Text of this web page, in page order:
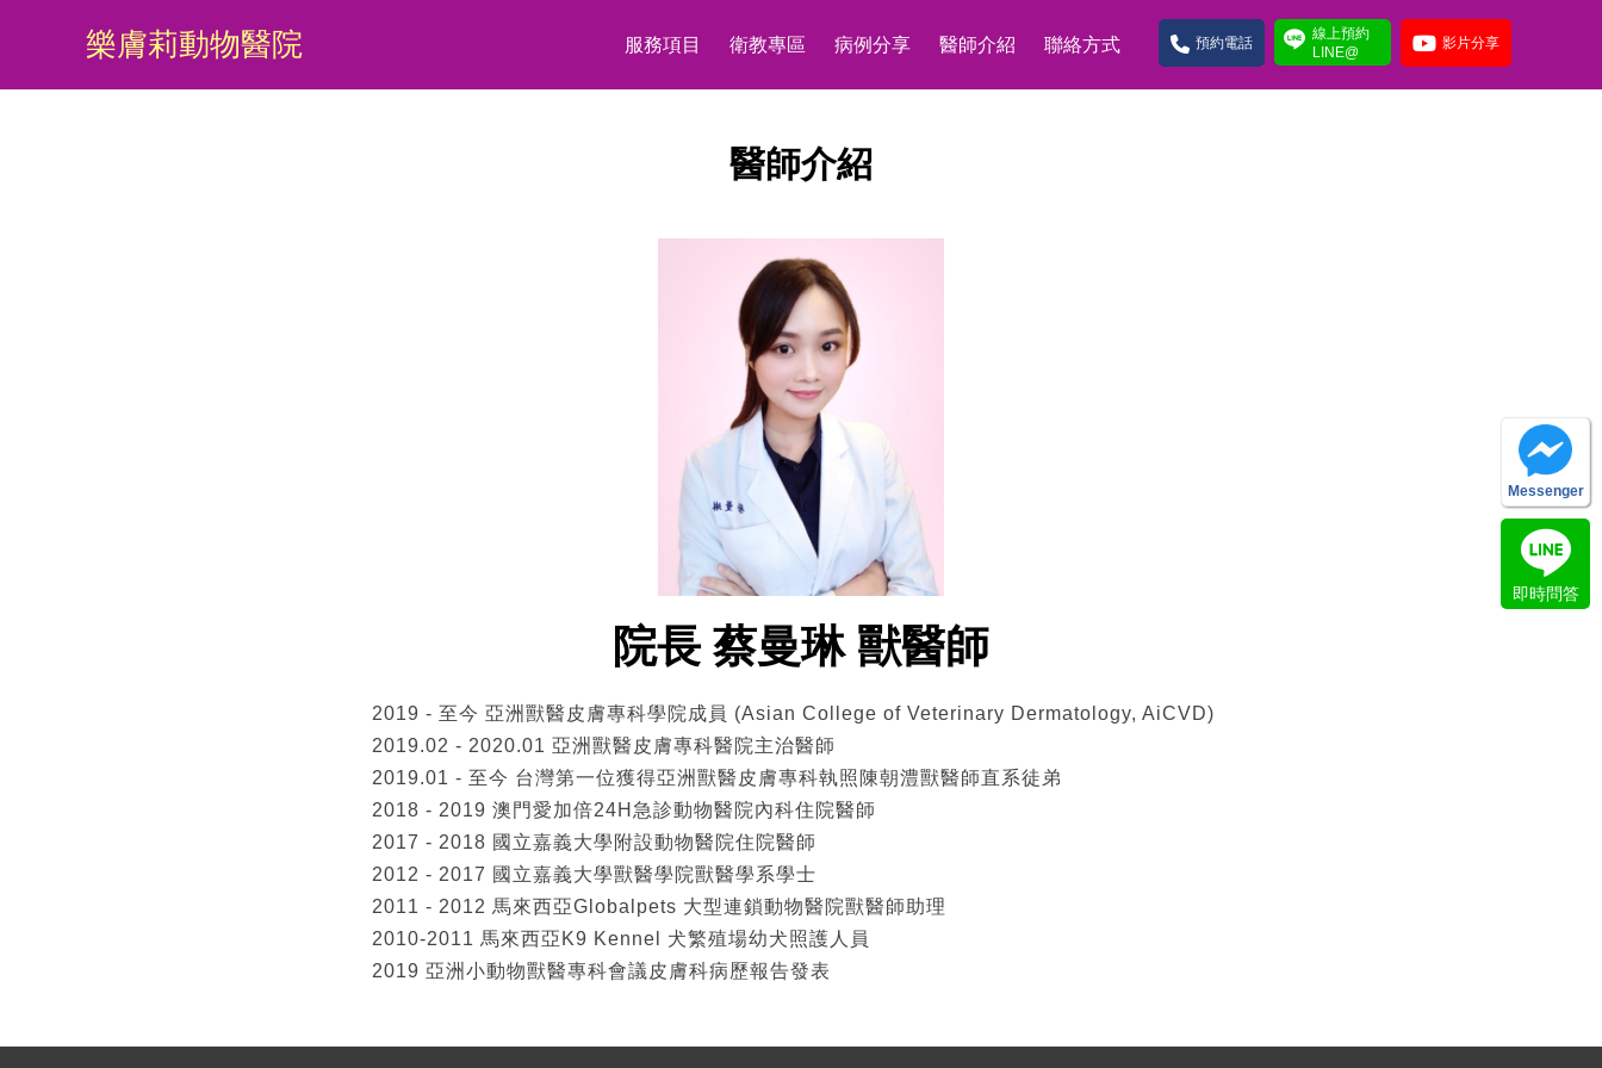
樂膚莉動物醫院 服務項目 衛教專區 病例分享 醫師介紹 聯絡方式 預約電話
線上預約
LINE@
影片分享
醫師介紹
院長 蔡曼琳 獸醫師
2019 - 至今 亞洲獸醫皮膚專科學院成員 (Asian College of Veterinary Dermatology, AiCVD)
2019.02 - 2020.01 亞洲獸醫皮膚專科醫院主治醫師
2019.01 - 至今 台灣第一位獲得亞洲獸醫皮膚專科執照陳朝澧獸醫師直系徒弟
2018 - 2019 澳門愛加倍24H急診動物醫院內科住院醫師
2017 - 2018 國立嘉義大學附設動物醫院住院醫師
2012 - 2017 國立嘉義大學獸醫學院獸醫學系學士
2011 - 2012 馬來西亞Globalpets 大型連鎖動物醫院獸醫師助理
2010-2011 馬來西亞K9 Kennel 犬繁殖場幼犬照護人員
2019 亞洲小動物獸醫專科會議皮膚科病歷報告發表
Messenger
即時問答